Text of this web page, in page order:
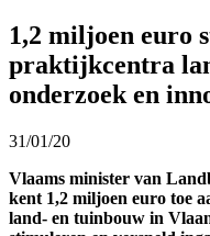
1,2 miljoen euro
praktijkcentra
onderzoek en
31/01/20
Vlaams minister van
kent 1,2 miljoen euro toe
land- en tuinbouw in